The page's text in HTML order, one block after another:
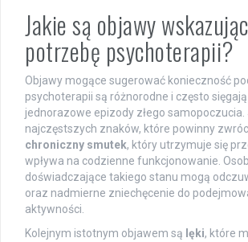
Jakie są objawy
potrzebę psychoterapii?
Objawy mogące sugerować konieczność
psychoterapii są różnorodne i często
jednorazowe epizody złego
najczęstszych znaków, które powinny
chroniczny smutek, który utrzymuje się
wpływa na codzienne funkcjonowanie.
doświadczające takiego stanu mogą
oraz nadmierne zniechęcenie do
aktywności.
Kolejnym istotnym objawem są lęki, które